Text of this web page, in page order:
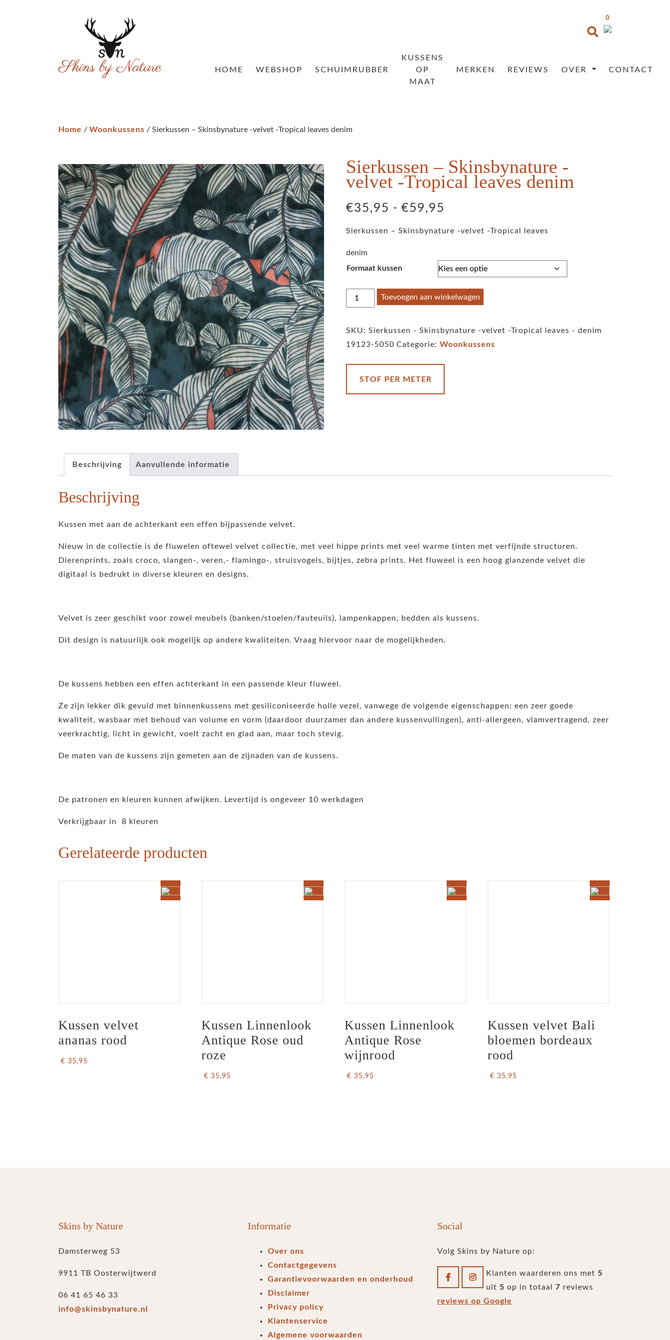
0
HOME WEBSHOP SCHUIMRUBBER
KUSSENS
OP
MAAT
MERKEN REVIEWS OVER CONTACT
Home / Woonkussens / Sierkussen – Skinsbynature -velvet -Tropical leaves denim
Sierkussen – Skinsbynature -
velvet -Tropical leaves denim
€35,95 - €59,95
tot
Sierkussen – Skinsbynature -velvet -Tropical leaves
denim
Formaat kussen
Sierkussen
-
-
Tropical
leaves
Toevoegen aan winkelwagen
SKU:Sierkussen - Skinsbynature -velvet -Tropical leaves - denim
19123-5050 Categorie:Woonkussens
STOF PER METER
Beschrijving Aanvullende informatie
Beschrijving
Kussen met aan de achterkant een effen bijpassende velvet.
Nieuw in de collectie is de fluwelen oftewel velvet collectie, met veel hippe prints met veel warme tinten met verfijnde structuren.
Dierenprints, zoals croco, slangen-, veren,- flamingo-, struisvogels, bijtjes, zebra prints. Het fluweel is een hoog glanzende velvet die
digitaal is bedrukt in diverse kleuren en designs.
Velvet is zeer geschikt voor zowel meubels (banken/stoelen/fauteuils), lampenkappen, bedden als kussens.
Dit design is natuurlijk ook mogelijk op andere kwaliteiten. Vraag hiervoor naar de mogelijkheden.
De kussens hebben een effen achterkant in een passende kleur fluweel.
Ze zijn lekker dik gevuld met binnenkussens met gesiliconiseerde holle vezel, vanwege de volgende eigenschappen: een zeer goede
kwaliteit, wasbaar met behoud van volume en vorm (daardoor duurzamer dan andere kussenvullingen), anti-allergeen, vlamvertragend, zeer
veerkrachtig, licht in gewicht, voelt zacht en glad aan, maar toch stevig.
De maten van de kussens zijn gemeten aan de zijnaden van de kussens.
De patronen en kleuren kunnen afwijken. Levertijd is ongeveer 10 werkdagen
Verkrijgbaar in 8 kleuren
Gerelateerde producten
Kussen velvet
ananas rood
€ 35,95
Kussen Linnenlook
Antique Rose oud
roze
€ 35,95
Kussen Linnenlook
Antique Rose
wijnrood
€ 35,95
Kussen velvet Bali
bloemen bordeaux
rood
€ 35,95
Skins by Nature
Damsterweg 53
9911 TB Oosterwijtwerd
06 41 65 46 33
info@skinsbynature.nl
Informatie
Over ons
Contactgegevens
Garantievoorwaarden en onderhoud
Disclaimer
Privacy policy
Klantenservice
Algemene voorwaarden
Social
Volg Skins by Nature op:
Klanten waarderen ons met 5
uit 5 op in totaal 7 reviews
reviews op Google